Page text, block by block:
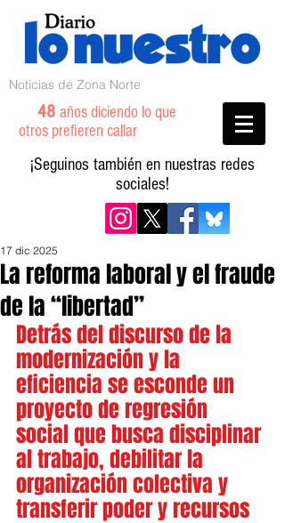
Noticias de Zona Norte
48 años diciendo lo que
otros prefieren callar
¡Seguinos también en nuestras redes
sociales!
La reforma laboral y el fraude
de la “libertad”
17 dic 2025
Detrás del discurso de la
modernización y la
eficiencia se esconde un
proyecto de regresión
social que busca disciplinar
al trabajo, debilitar la
organización colectiva y
transferir poder y recursos